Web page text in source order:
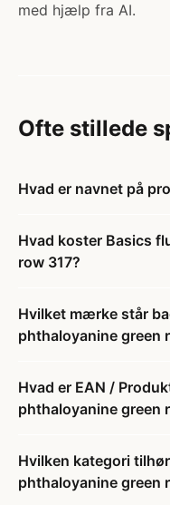
med hjælp fra AI.
Ofte stillede
Hvad er navnet på
Hvad koster Basics
row 317?
Hvilket mærke står
phthaloyanine green
Hvad er EAN /
phthaloyanine green
Hvilken kategori
phthaloyanine green